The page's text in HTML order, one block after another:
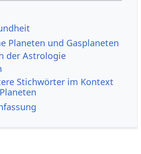
Planeten und Gasplaneten
der Astrologie
Stichwörter im Kontext